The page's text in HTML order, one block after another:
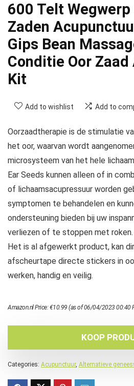
600 Telt Wegwerp
Zaden
Gips Bean
Conditie Oor
Kit
Add to wishlist Add to
Oorzaadtherapie is de stimulatie
het oor, waarvan wordt
microsysteem van het hele
Ear Seeds kunnen alleen of in
of lichaamsacupressuur worden
symptomen te behandelen en
ondersteuning bieden bij uw
verliezen of te stoppen met roken.
Het is al afgewerkt product, kan
afscheurtape directe stickers in
werken, handig en veilig.
Amazon.nl Price:€10.99 (as of 06/04/2023 00:40
KOOP
Categories: Acupunctuur, Alternatieve